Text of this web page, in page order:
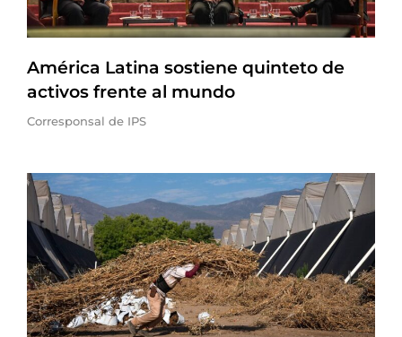
América Latina sostiene quinteto de
activos frente al mundo
Corresponsal de IPS